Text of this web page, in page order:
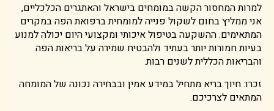
למרות המחסור הקשה במומחים בישראל והאתגרים הכלכליים,
אני ממליץ בחום לשקול פנייה למומחית ברפואת הפה במקרים
המתאימים. ההשקעה בטיפול איכותי ומקצועי היום יכולה למנוע
בעיות חמורות יותר בעתיד ולהבטיח שמירה על בריאות הפה
והבריאות הכללית לשנים רבות.
זכרו: חיוך בריא מתחיל במידע אמין ובבחירה נכונה של המומחה
המתאים לצרכיכם.